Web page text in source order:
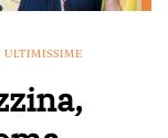
ULTIMISSIME